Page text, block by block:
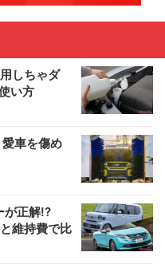
しちゃダ
い方
車を傷め
が正解!?
維持費で比